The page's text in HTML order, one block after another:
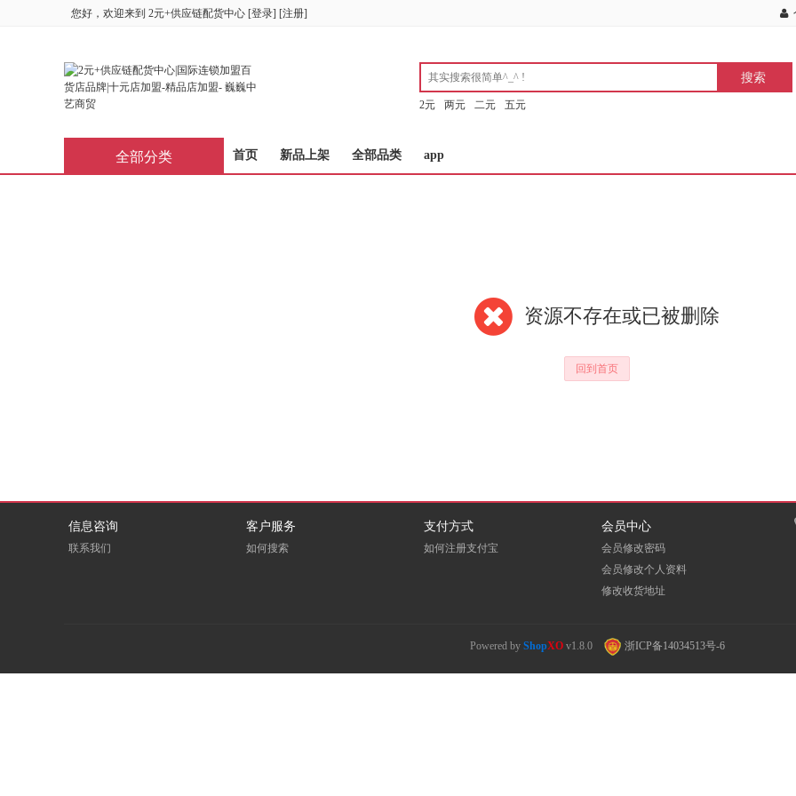
您好，欢迎来到 2元+供应链配货中心 [登录] [注册]
2元 两元 二元 五元
首页 新品上架 全部品类 app
全部分类
资源不存在或已被删除
回到首页
信息咨询
联系我们
客户服务
如何搜索
支付方式
如何注册支付宝
会员中心
会员修改密码
会员修改个人资料
修改收货地址
Powered by ShopXO v1.8.0 浙ICP备14034513号-6